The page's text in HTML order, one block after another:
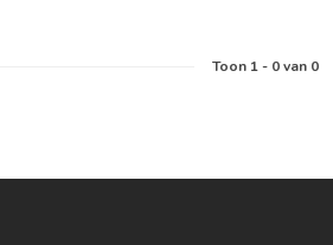
Toon 1- 0van 0